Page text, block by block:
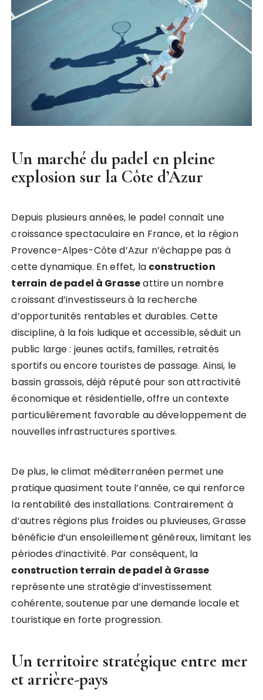
Un marché du padel en pleine
explosion sur la Côte d’Azur
Depuis plusieurs années, le padel connaît une
croissance spectaculaire en France, et la région
Provence-Alpes-Côte d’Azur n’échappe pas à
cette dynamique. En effet, la construction
terrain de padel à Grasseattire un nombre
croissant d’investisseurs à la recherche
d’opportunités rentables et durables. Cette
discipline, à la fois ludique et accessible, séduit un
public large : jeunes actifs, familles, retraités
sportifs ou encore touristes de passage. Ainsi, le
bassin grassois, déjà réputé pour son attractivité
économique et résidentielle, offre un contexte
particulièrement favorable au développement de
nouvelles infrastructures sportives.
De plus, le climat méditerranéen permet une
pratique quasiment toute l’année, ce qui renforce
la rentabilité des installations. Contrairement à
d’autres régions plus froides ou pluvieuses, Grasse
bénéficie d’un ensoleillement généreux, limitant les
périodes d’inactivité. Par conséquent, la
construction terrain de padel à Grasse
représente une stratégie d’investissement
cohérente, soutenue par une demande locale et
touristique en forte progression.
Un territoire stratégique entre mer
et arrière-pays